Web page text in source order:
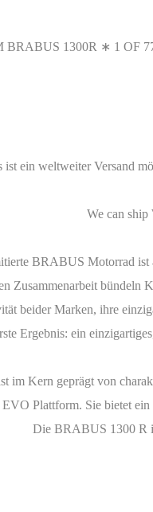
BRABUS 1300R ∗ 1 OF
ist ein weltweiter Versand
We can
BRABUS Motorrad ist
Zusammenarbeit
beider Marken, ihre
Ergebnis: ein
im Kern geprägt von
Plattform. Sie bietet
Die BRABUS 1300 R